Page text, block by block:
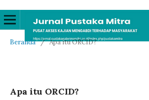
Beranda / Apa itu ORCID?
Apa itu ORCID?